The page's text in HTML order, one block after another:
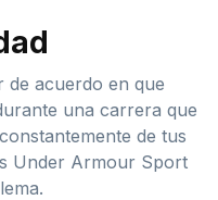
de acuerdo en que
una carrera que
de tus
Under Armour Sport